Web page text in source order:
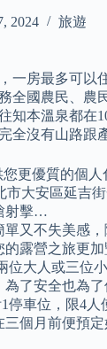
2024 旅遊
一房最多可以
全國農民、農
知本溫泉都在
全沒有山路跟
更優質的個人
市大安區延吉
射擊…
又不失美感
露營之旅更加
位大人或三位
了安全也為了
車位，限4人
個月前便預